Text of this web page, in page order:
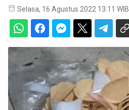
Selasa, 16 Agustus 2022 13:11 WIB